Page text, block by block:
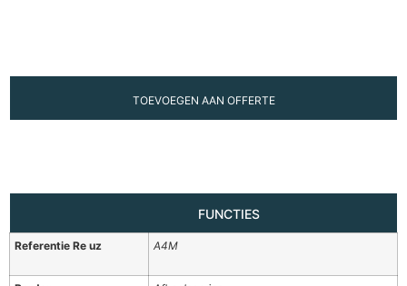
TOEVOEGEN AAN OFFERTE
FUNCTIES
Referentie Re uz A4M